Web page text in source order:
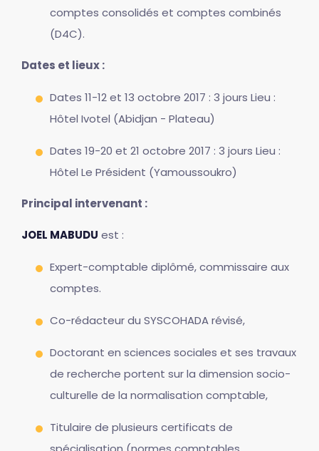
comptes consolidés et comptes combinés
(D4C).
Dates et lieux :
Dates 11-12 et 13 octobre 2017 : 3 jours Lieu :
Hôtel Ivotel (Abidjan - Plateau)
Dates 19-20 et 21 octobre 2017 : 3 jours Lieu :
Hôtel Le Président (Yamoussoukro)
Principal intervenant :
JOEL MABUDU est :
Expert-comptable diplômé, commissaire aux
comptes.
Co-rédacteur du SYSCOHADA révisé,
Doctorant en sciences sociales et ses travaux
de recherche portent sur la dimension socio-
culturelle de la normalisation comptable,
Titulaire de plusieurs certificats de